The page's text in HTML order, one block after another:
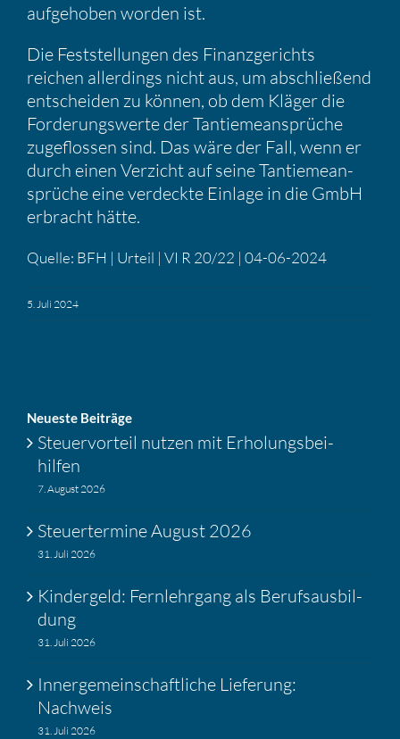
aufge­hoben worden ist.
Die Feststel­lungen des Finanz­ge­richts
reichen aller­dings nicht aus, um abschlie­ßend
entscheiden zu können, ob dem Kläger die
Forde­rungs­werte der Tantie­me­an­sprüche
zugeflossen sind. Das wäre der Fall, wenn er
durch einen Verzicht auf seine Tantie­me­an­
sprüche eine verdeckte Einlage in die GmbH
erbracht hätte.
Quelle: BFH | Urteil | VI R 20/22 | 04-06-2024
5. Juli 2024
Neueste Beiträge
Steuer­vor­teil nutzen mit Erholungs­bei­
hilfen
7. August 2026
Steuer­ter­mine August 2026
31. Juli 2026
Kinder­geld: Fernlehr­gang als Berufs­aus­bil­
dung
31. Juli 2026
Inner­ge­mein­schaft­liche Liefe­rung:
Nachweis
31. Juli 2026